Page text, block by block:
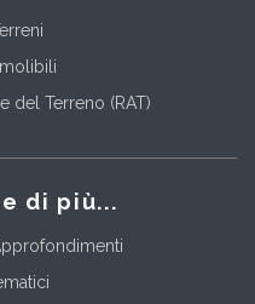
del Terreno (RAT)
di più...